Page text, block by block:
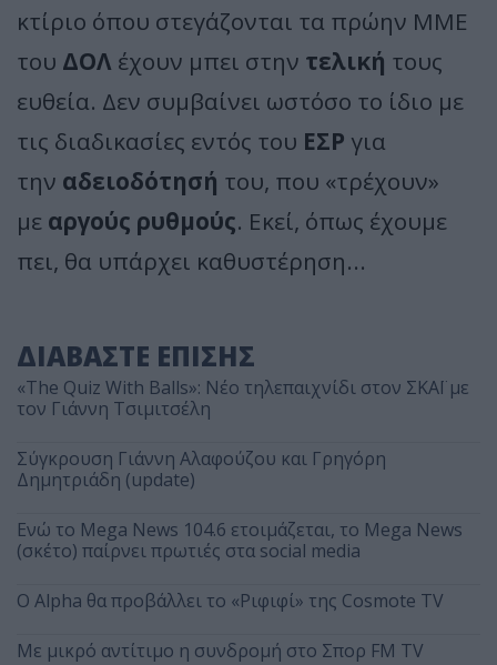
κτίριο όπου στεγάζονται τα πρώην ΜΜΕ
του ΔΟΛ έχουν μπει στην τελική τους
ευθεία. Δεν συμβαίνει ωστόσο το ίδιο με
τις διαδικασίες εντός του ΕΣΡ για
την αδειοδότησή του, που «τρέχουν»
με αργούς ρυθμούς. Εκεί, όπως έχουμε
πει, θα υπάρχει καθυστέρηση...
ΔΙΑΒΑΣΤΕ ΕΠΙΣΗΣ
«The Quiz With Balls»: Νέο τηλεπαιχνίδι στον ΣΚΑΪ με
τον Γιάννη Τσιμιτσέλη
Σύγκρουση Γιάννη Αλαφούζου και Γρηγόρη
Δημητριάδη (update)
Ενώ το Mega News 104.6 ετοιμάζεται, το Mega News
(σκέτο) παίρνει πρωτιές στα social media
Ο Alpha θα προβάλλει το «Ριφιφί» της Cosmote TV
Με μικρό αντίτιμο η συνδρομή στο Σπορ FM TV